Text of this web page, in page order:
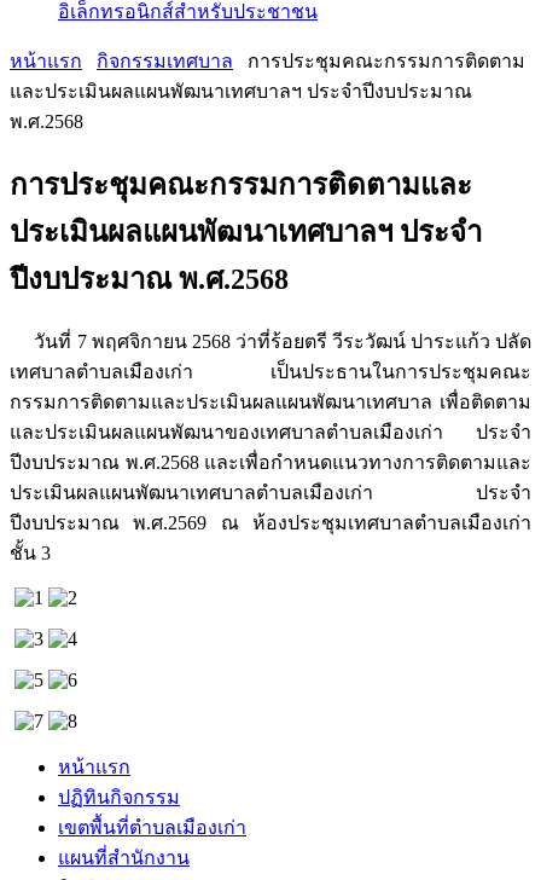
อิเล็กทรอนิกส์สำหรับประชาชน
หน้าแรก กิจกรรมเทศบาล
การประชุมคณะกรรมการติดตาม
และประเมินผลแผนพัฒนาเทศบาลฯ ประจำปีงบประมาณ
พ.ศ.2568
การประชุมคณะกรรมการติดตามและ
ประเมินผลแผนพัฒนาเทศบาลฯ ประจำ
ปีงบประมาณ พ.ศ.2568
วันที่ 7 พฤศจิกายน 2568 ว่าที่ร้อยตรี วีระวัฒน์ ปาระแก้ว ปลัด
เทศบาลตำบลเมืองเก่า เป็นประธานในการประชุมคณะ
กรรมการติดตามและประเมินผลแผนพัฒนาเทศบาล เพื่อติดตาม
และประเมินผลแผนพัฒนาของเทศบาลตำบลเมืองเก่า ประจำ
ปีงบประมาณ พ.ศ.2568 และเพื่อกำหนดแนวทางการติดตามและ
ประเมินผลแผนพัฒนาเทศบาลตำบลเมืองเก่า ประจำ
ปีงบประมาณ พ.ศ.2569 ณ ห้องประชุมเทศบาลตำบลเมืองเก่า
ชั้น 3
หน้าแรก
ปฏิทินกิจกรรม
เขตพื้นที่ตำบลเมืองเก่า
แผนที่สำนักงาน